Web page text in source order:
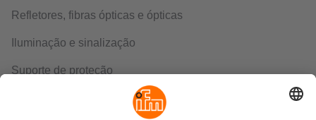
Refletores, fibras ópticas e ópticas
Iluminação e sinalização
Suporte de proteção
Atuadores, alvos, ímãs e TAG